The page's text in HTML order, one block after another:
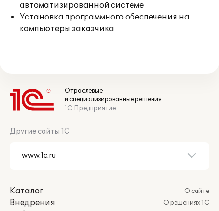
автоматизированной системе
Установка программного обеспечения на
компьютеры заказчика
Отраслевые
и специализированные решения
1С:Предприятие
Другие сайты 1С
Каталог
Внедрения
О сайте
О решениях 1С